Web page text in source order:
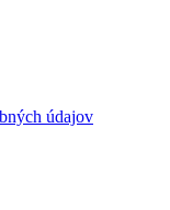
údajov